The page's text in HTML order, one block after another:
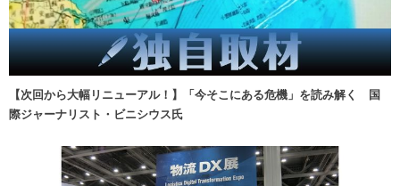
【次回から大幅リニューアル！】「今そこにある危機」を読み解く 国
際ジャーナリスト・ビニシウス氏